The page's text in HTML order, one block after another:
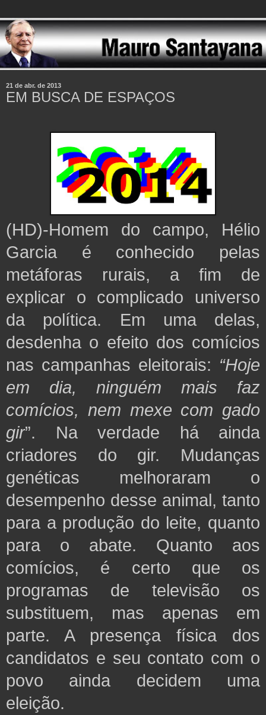
21 de abr. de 2013
EM BUSCA DE ESPAÇOS
(HD)-Homem do campo, Hélio
Garcia é conhecido pelas
metáforas rurais, a fim de
explicar o complicado universo
da política. Em uma delas,
desdenha o efeito dos comícios
nas campanhas eleitorais: “Hoje
em dia, ninguém mais faz
comícios, nem mexe com gado
gir”. Na verdade há ainda
criadores do gir. Mudanças
genéticas melhoraram o
desempenho desse animal, tanto
para a produção do leite, quanto
para o abate. Quanto aos
comícios, é certo que os
programas de televisão os
substituem, mas apenas em
parte. Apresença física dos
candidatos e seu contato com o
povo ainda decidem uma
eleição.